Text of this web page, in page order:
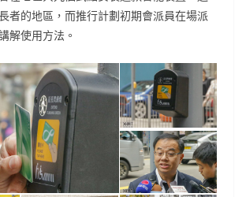
者的地區，而推行計劃初期會派員在場派
解使用方法。